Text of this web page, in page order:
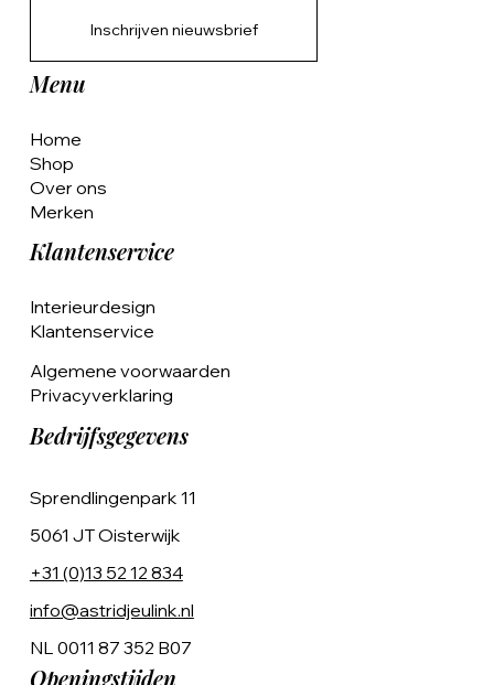
Inschrijven nieuwsbrief
Menu
Home
Shop
Over ons
Merken
Klantenservice
Interieurdesign
Klantenservice
Algemene voorwaarden
Privacyverklaring
Bedrijfsgegevens
Sprendlingenpark 11
5061 JT Oisterwijk
+31 (0)13 52 12 834
info@astridjeulink.nl
NL 0011 87 352 B07
Openingstijden